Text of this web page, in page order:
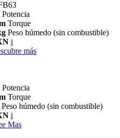
Potencia
Torque
Peso húmedo (sin combustible)
i
más
Potencia
Torque
Peso húmedo (sin combustible)
i
Mas